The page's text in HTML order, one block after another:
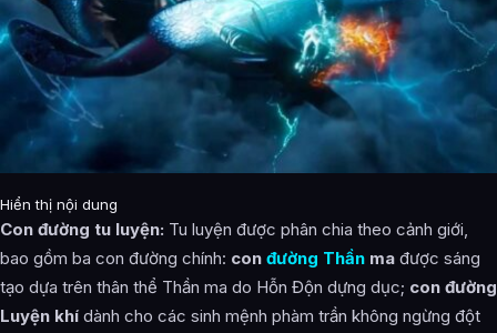
Đạo vực
Sưu hồn
Động thiên
Chân linh
Linh căn
Chiều cao thần thể của tu hành giả
Hơi thở sinh mệnh
Hiển thị nội dung
Con đường tu luyện: Tu luyện được phân chia theo cảnh giới,
bao gồm ba con đường chính: con đường Thần ma được sáng
tạo dựa trên thân thể Thần ma do Hỗn Độn dựng dục; con đường
Luyện khí dành cho các sinh mệnh phàm trần không ngừng đột